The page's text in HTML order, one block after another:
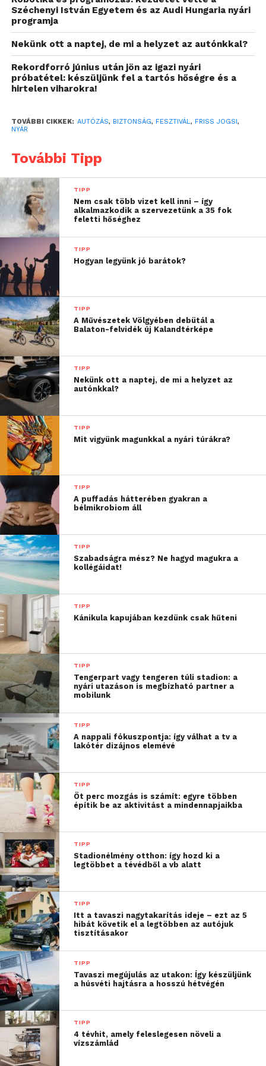
út ne a stresszről, hanem
az élményekről szóljon.
A volán mögött nincs helye a
bizonygatásnak, a figyelemnek
A szakemberek szerint a kezdő sofőrök legnagyobb
ami az autóban történik: a hangos baráti társaság,
körülmények együtt könnyen elvonhatják a
figyelmet, ezért fontos tudatosítani, hogy a
biztonságért minden esetben a vezető felel.
„A társaság tagjaihoz is
van egy kérésünk: ne
akarják rávenni a sofőrt
semmilyen stiklire vagy
virtuskodásra. A
leggyakrabban ez a
sebességkorlátok
figyelmen kívül
hagyásában nyilvánul
meg, amit jobb esetben
bírsággal jutalmaznak,
rosszabb esetben
balesethez vezethet. Ha
bármi baj történik, ők is
megszenvedik. A vezető
pedig álljon ellen a
csábításnak, a „nem
mered…” kezdetű
mondatoknak, a
piszkálódásnak”
– mondja Kőrös András. A navigációt és a
zeneválasztást is érdemes inkább az utasokra bízni
– a sofőrnek ugyanis egy dolga van: kizárólag az útra
figyelni.
Egy telepakolt autó nem úgy
viselkedik, ahogy azt a forgalmi
órákon megszoktuk
Friss jogosítvánnyal, vezetési tapasztalat híján
könnyű alábecsülni a „megváltozott fizika”
jelentőségét: amikor az autó tele van utasokkal és
csomagokkal, a jármű viselkedése látványosan eltér
attól, amit a gyakorlati órákon és a forgalmi vizsgán
megszokhattunk.
A plusz súly miatt az autó tömege és súlypontja is
megváltozik, ami már önmagában is befolyásolja a
vezethetőséget. Ilyenkor a kocsi nem reagál olyan
gyorsan és közvetlenül, mint üresen – minden
mozdulat „lomhábbá” válik. A szakértők éppen ezért
arra figyelmeztetnek, hogy ilyenkor nem szabad
ugyanazzal a rutinnal vezetni, mint
vizsgahelyzetben. Érdemes korábban fékezni,
nagyobb követési távolságot tartani, és a kanyarokat
is sokkal óvatosabban bevenni.
Nem múlik a fáradtság? Ne a
Széchenyi István Egyetem és az Audi Hungaria nyári
programja
Nekünk ott a naptej, de mi a helyzet az autónkkal?
Rekordforró június után jön az igazi nyári
próbatétel: készüljünk fel a tartós hőségre és a
hirtelen viharokra!
TOVÁBBI CIKKEK: AUTÓZÁS, BIZTONSÁG, FESZTIVÁL, FRISS JOGSI ,
NYÁR
További Tipp
TIPP
Nem csak több vizet kell inni – így
alkalmazkodik a szervezetünk a 35 fok
feletti hőséghez
TIPP
Hogyan legyünk jó barátok?
TIPP
A Művészetek Völgyében debütál a
Balaton-felvidék új Kalandtérképe
TIPP
Nekünk ott a naptej, de mi a helyzet az
autónkkal?
TIPP
Mit vigyünk magunkkal a nyári túrákra?
TIPP
A puffadás hátterében gyakran a
bélmikrobiom áll
TIPP
Szabadságra mész? Ne hagyd magukra a
kollégáidat!
TIPP
Kánikula kapujában kezdünk csak hűteni
TIPP
Tengerpart vagy tengeren túli stadion: a
nyári utazáson is megbízható partner a
mobilunk
TIPP
A nappali fókuszpontja: így válhat a tv a
lakótér dizájnos elemévé
TIPP
Öt perc mozgás is számít: egyre többen
építik be az aktivitást a mindennapjaikba
TIPP
Stadionélmény otthon: így hozd ki a
legtöbbet a tévédből a vb alatt
TIPP
Itt a tavaszi nagytakarítás ideje – ezt az 5
hibát követik el a legtöbben az autójuk
tisztításakor
TIPP
Tavaszi megújulás az utakon: Így készüljünk
a húsvéti hajtásra a hosszú hétvégén
TIPP
4 tévhit, amely feleslegesen növeli a
vízszámlád